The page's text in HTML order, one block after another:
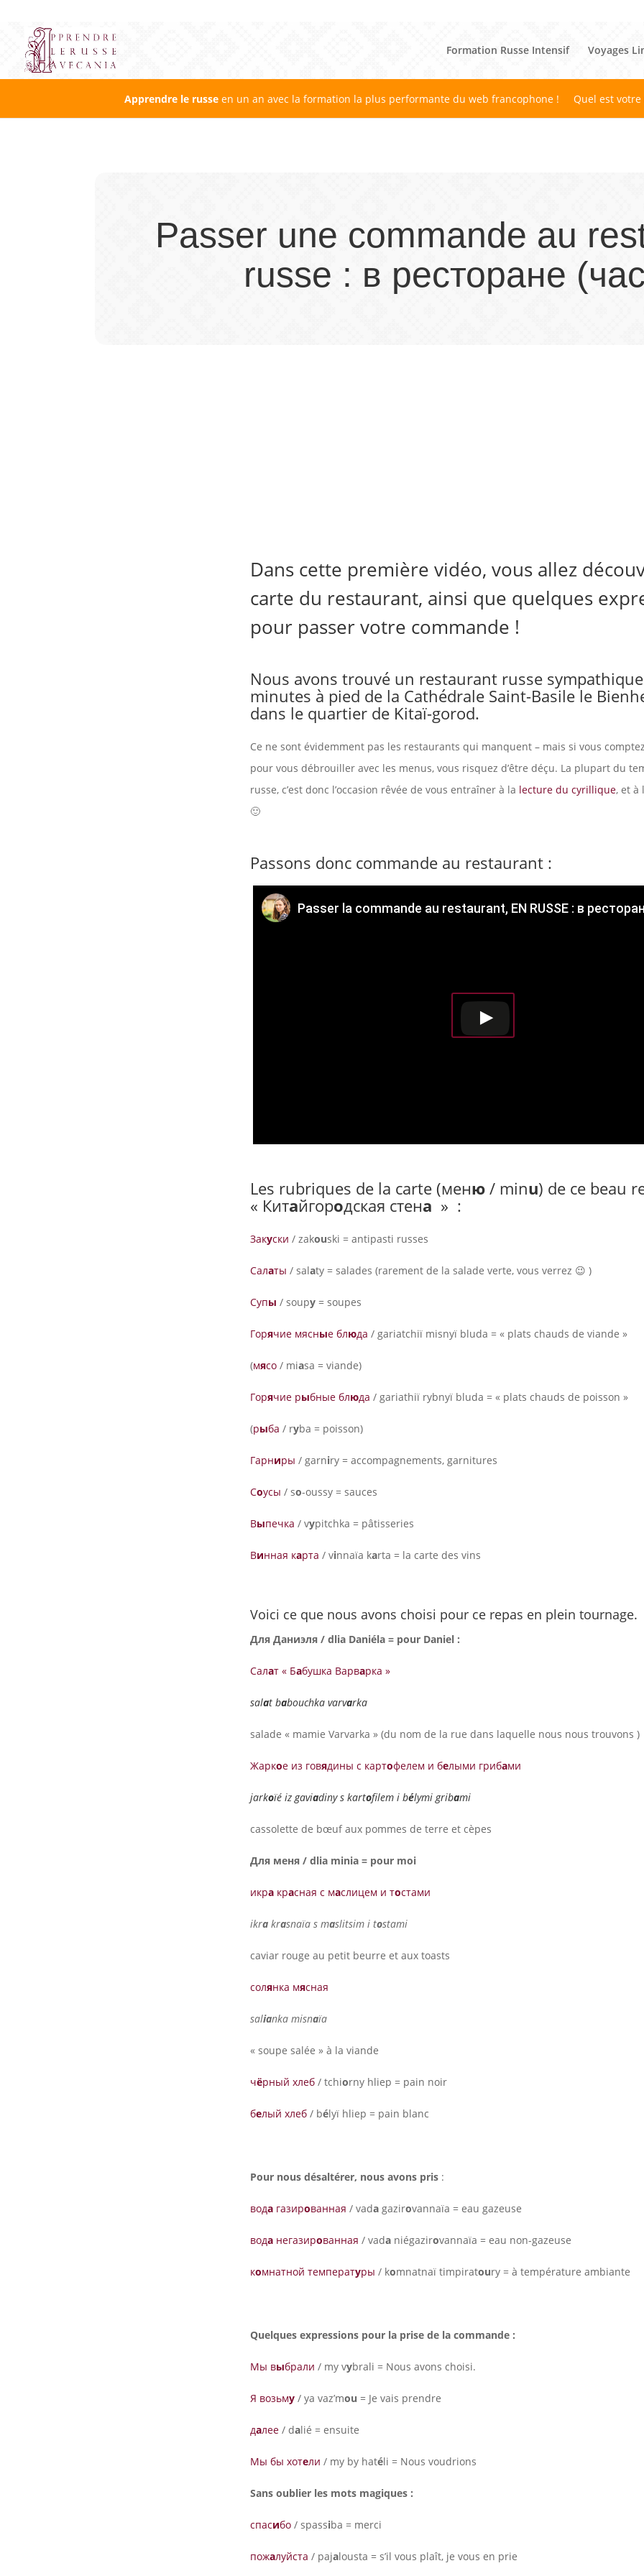
Formation Russe Intensif Voyages
Apprendre le russe en un an avec la formation la plus performante du web francophone ! Quel est votre
Passer une commande au
russe : в ресторане
Dans cette première vidéo, vous allez
carte du restaurant, ainsi que quelques
pour passer votre commande !
Nous avons trouvé un restaurant russe
minutes à pied de la Cathédrale Saint-Basile le
dans le quartier de Kitaï-gorod.
Ce ne sont évidemment pas les restaurants qui manquent – mais si vous
pour vous débrouiller avec les menus, vous risquez d’être déçu. La plupart du
russe, c’est donc l’occasion rêvée de vous entraîner à la lecture du cyrillique, et à
🙂
Passons donc commande au restaurant :
Passer la commande au restaurant, EN RUSSE : в
Les rubriques de la carte (меню / minu) de ce beau
« Китайгородская стена » :
Закуски / zakouski = antipasti russes
Салаты / salaty = salades (rarement de la salade verte, vous verrez 😉 )
Супы / soupy = soupes
Горячие мясные блюда / gariatchiï misnyï bluda = « plats chauds de viande »
(мясо / miasa = viande)
Горячие рыбные блюда / gariathiï rybnyï bluda = « plats chauds de poisson »
(рыба / ryba = poisson)
Гарниры / garniry = accompagnements, garnitures
Соусы / so-oussy = sauces
Выпечка / vypitchka = pâtisseries
Винная карта / vinnaïa karta = la carte des vins
Voici ce que nous avons choisi pour ce repas en plein tournage.
Для Даниэля / dlia Daniéla = pour Daniel :
Салат « Бабушка Варварка »
salat babouchka varvarka
salade « mamie Varvarka » (du nom de la rue dans laquelle nous nous trouvons )
Жаркое из говядины с картофелем и белыми грибами
jarkoïé iz gaviadiny s kartofilem i bélymi gribami
cassolette de bœuf aux pommes de terre et cèpes
Для меня / dlia minia = pour moi
икра красная с маслицем и тостами
ikra krasnaïa s maslitsim i tostami
caviar rouge au petit beurre et aux toasts
солянка мясная
salianka misnaïa
« soupe salée » à la viande
чёрный хлеб / tchiorny hliep = pain noir
белый хлеб / bélyï hliep = pain blanc
Pour nous désaltérer, nous avons pris :
вода газированная / vada gazirovannaïa = eau gazeuse
вода нeгазированная / vada niégazirovannaïa = eau non-gazeuse
комнатной температуры / komnatnaï timpiratoury = à température ambiante
Quelques expressions pour la prise de la commande :
Мы выбрали / my vybrali = Nous avons choisi.
Я возьму / ya vaz’mou = Je vais prendre
далее / dalié = ensuite
Мы бы хотели / my by hatéli = Nous voudrions
Sans oublier les mots magiques :
спасибо / spassiba = merci
пожалуйста / pajalousta = s’il vous plaît, je vous en prie